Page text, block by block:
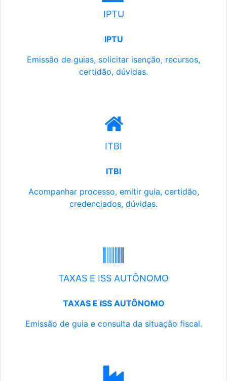
IPTU
IPTU
Emissão de guias, solicitar isenção, recursos,
certidão, dúvidas.
ITBI
ITBI
Acompanhar processo, emitir guia, certidão,
credenciados, dúvidas.
TAXAS E ISS AUTÔNOMO
TAXAS E ISS AUTÔNOMO
Emissão de guia e consulta da situação fiscal.